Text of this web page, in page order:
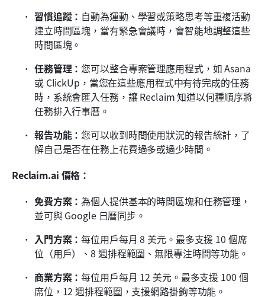
習慣追蹤： 自動為運動、學習或策略思考等重複活動
建立時間區塊，當有緊急會議時，會智能地調整這些
時間區塊。
任務管理：您可以整合專案管理應用程式，如 Asana
或 ClickUp，當您在這些應用程式中有待完成的任務
時，系統會匯入任務，讓 Reclaim 知道以何種順序將
任務排入行事曆。
報告功能：您可以收到時間使用狀況的報告統計，了
解自己是否在任務上花費過多或過少時間。
Reclaim.ai 價格：
免費方案：為個人提供基本的時間區塊和任務管理，
並可與 Google 日曆同步。
入門方案：每位用戶每月 8 美元。最多支援 10 個席
位（用戶）、8 週排程範圍、無限專注時間等功能。
商業方案：每位用戶每月 12 美元。最多支援 100 個
席位，12 週排程範圍，支援網路掛鉤等功能。